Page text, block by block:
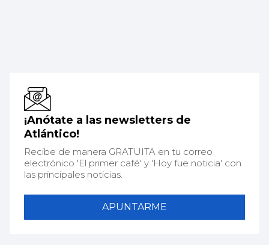
¡Anótate a las newsletters de
Atlántico!
Recibe de manera GRATUITA en tu correo
electrónico 'El primer café' y 'Hoy fue noticia' con
las principales noticias.
APUNTARME